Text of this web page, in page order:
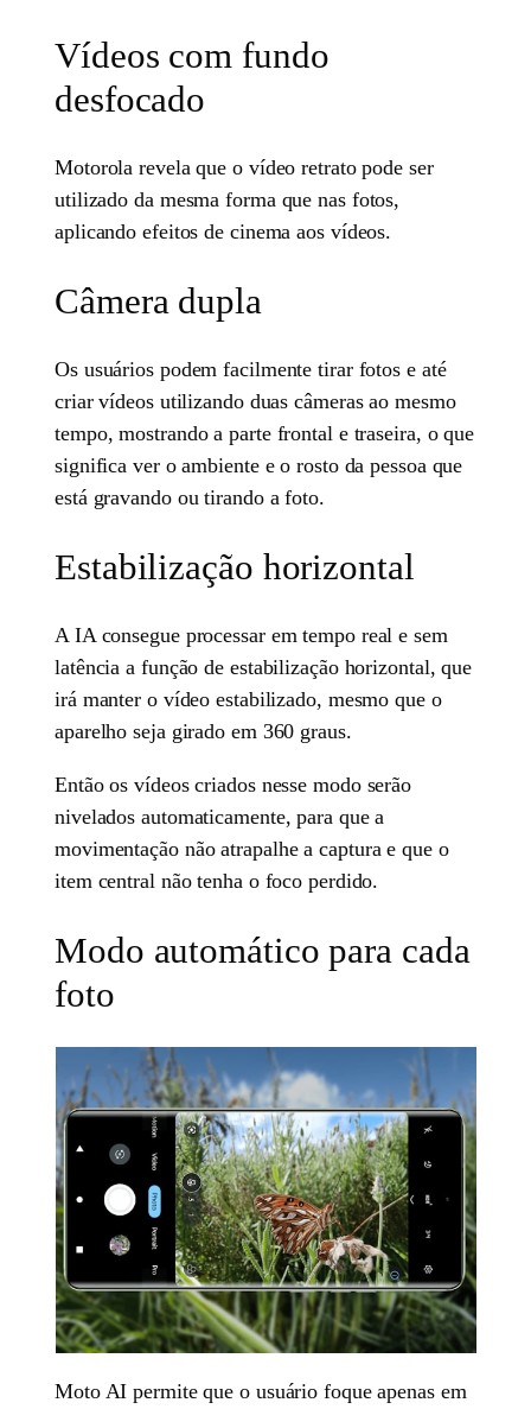
Vídeos com fundo
desfocado
Motorola revela que o vídeo retrato pode ser
utilizado da mesma forma que nas fotos,
aplicando efeitos de cinema aos vídeos.
Câmera dupla
Os usuários podem facilmente tirar fotos e até
criar vídeos utilizando duas câmeras ao mesmo
tempo, mostrando a parte frontal e traseira, o que
significa ver o ambiente e o rosto da pessoa que
está gravando ou tirando a foto.
Estabilização horizontal
A IA consegue processar em tempo real e sem
latência a função de estabilização horizontal, que
irá manter o vídeo estabilizado, mesmo que o
aparelho seja girado em 360 graus.
Então os vídeos criados nesse modo serão
nivelados automaticamente, para que a
movimentação não atrapalhe a captura e que o
item central não tenha o foco perdido.
Modo automático para cada
foto
Moto AI permite que o usuário foque apenas em